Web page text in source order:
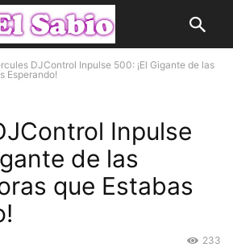
DJControl Inpulse 500: ¡El Gigante de las
Esperando!
Inpulse
de las
que Estabas
233